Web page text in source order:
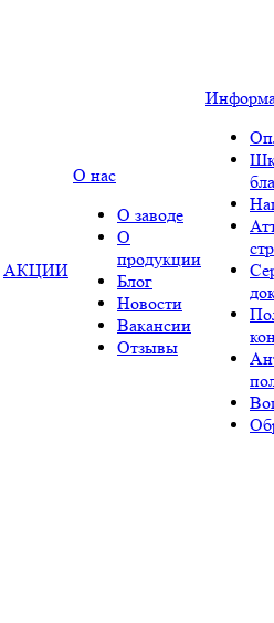
АКЦИИ
О нас
О заводе
О
продукции
Блог
Новости
Вакансии
Отзывы